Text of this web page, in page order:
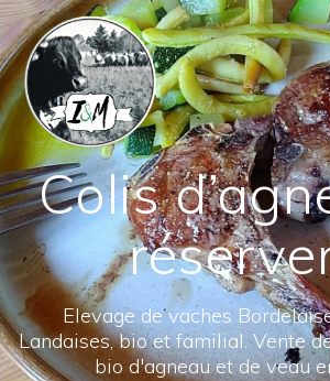
Passer
au
contenu
Colis
Elevage de vaches
Landaises, bio et familial. Vente
bio d'agneau et de veau